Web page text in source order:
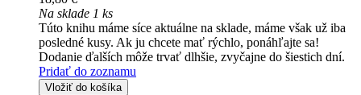
Na sklade 1 ks
Túto knihu máme síce aktuálne na sklade, máme však už iba
posledné kusy. Ak ju chcete mať rýchlo, ponáhľajte sa!
Dodanie ďalších môže trvať dlhšie, zvyčajne do šiestich dní.
Pridať do zoznamu
Vložiť do košíka